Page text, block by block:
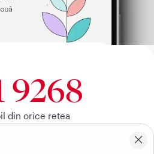
9268
din orice retea